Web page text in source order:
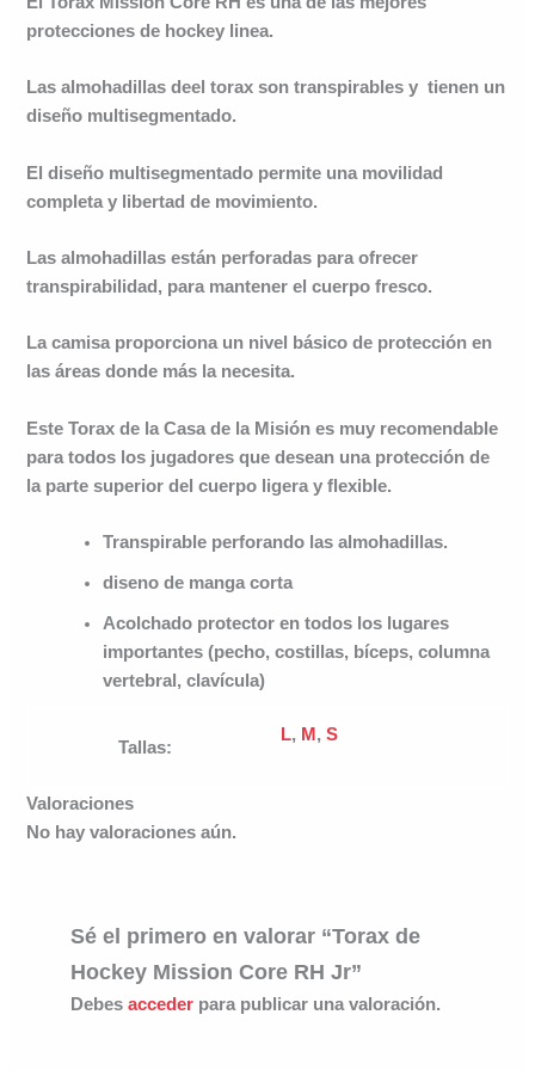
protecciones de hockey linea.
Las almohadillas deel torax son transpirables y tienen un
diseño multisegmentado.
El diseño multisegmentado permite una movilidad
completa y libertad de movimiento.
Las almohadillas están perforadas para ofrecer
transpirabilidad, para mantener el cuerpo fresco.
La camisa proporciona un nivel básico de protección en
las áreas donde más la necesita.
Este Torax de la Casa de la Misión es muy recomendable
para todos los jugadores que desean una protección de
la parte superior del cuerpo ligera y flexible.
Transpirable perforando las almohadillas.
diseno de manga corta
Acolchado protector en todos los lugares
importantes (pecho, costillas, bíceps, columna
vertebral, clavícula)
Tallas:
L, M ,S
Valoraciones
No hay valoraciones aún.
Sé el primero en valorar “Torax de
Hockey Mission Core RH Jr”
Debes accederpara publicar una valoración.